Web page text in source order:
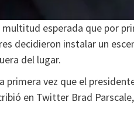
esperada que por
decidieron instalar un
del lugar.
primera vez que el
en Twitter Brad